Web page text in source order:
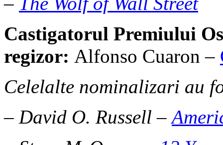
Castigatorul Premiului
regizor: Alfonso Cuaron –
Celelalte nominalizari au
– David O. Russell –